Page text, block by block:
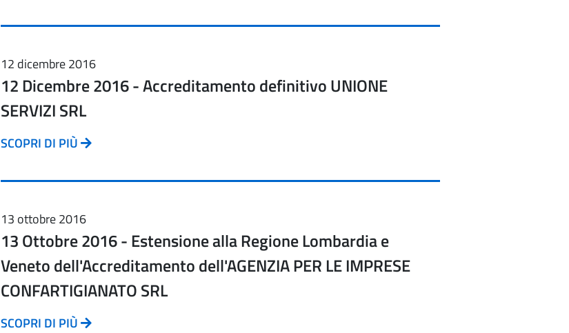
12 dicembre 2016
12 Dicembre 2016 - Accreditamento definitivo UNIONE
SERVIZI SRL
SCOPRI DI PIÙ
13 ottobre 2016
13 Ottobre 2016 - Estensione alla Regione Lombardia e
Veneto dell'Accreditamento dell'AGENZIA PER LE IMPRESE
CONFARTIGIANATO SRL
SCOPRI DI PIÙ